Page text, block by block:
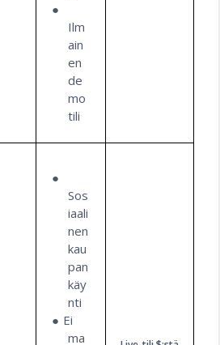
Ilm
ain
en
de
mo
tili
Sos
iaali
nen
kau
pan
käy
nti
Ei
ma